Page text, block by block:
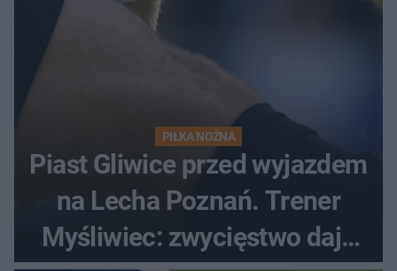
PIŁKA NOŻNA
Piast Gliwice przed wyjazdem
na Lecha Poznań. Trener
Myśliwiec: zwycięstwo daje